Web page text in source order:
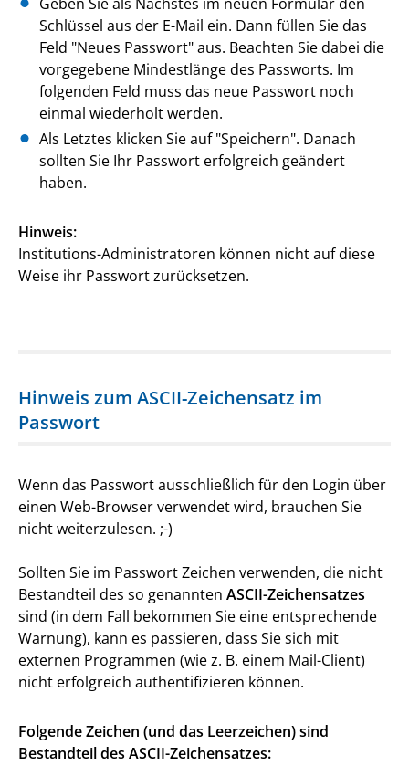
Schlüssel aus der E-Mail ein. Dann füllen Sie das
Feld "Neues Passwort" aus. Beachten Sie dabei die
vorgegebene Mindestlänge des Passworts. Im
folgenden Feld muss das neue Passwort noch
einmal wiederholt werden.
Als Letztes klicken Sie auf "Speichern". Danach
sollten Sie Ihr Passwort erfolgreich geändert
haben.
Hinweis:
Institutions-Administratoren können nicht auf diese
Weise ihr Passwort zurücksetzen.
Hinweis zum ASCII-Zeichensatz im
Passwort
Wenn das Passwort ausschließlich für den Login über
einen Web-Browser verwendet wird, brauchen Sie
nicht weiterzulesen. ;-)
Sollten Sie im Passwort Zeichen verwenden, die nicht
Bestandteil des so genannten ASCII-Zeichensatzes
sind (in dem Fall bekommen Sie eine entsprechende
Warnung), kann es passieren, dass Sie sich mit
externen Programmen (wie z. B. einem Mail-Client)
nicht erfolgreich authentifizieren können.
Folgende Zeichen (und das Leerzeichen) sind
Bestandteil des ASCII-Zeichensatzes: